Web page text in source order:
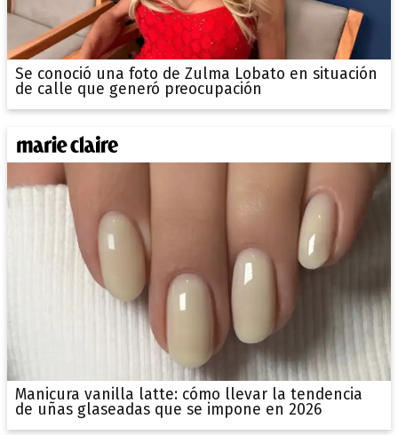
Se conoció una foto de Zulma Lobato en situación
de calle que generó preocupación
Manicura vanilla latte: cómo llevar la tendencia
de uñas glaseadas que se impone en 2026